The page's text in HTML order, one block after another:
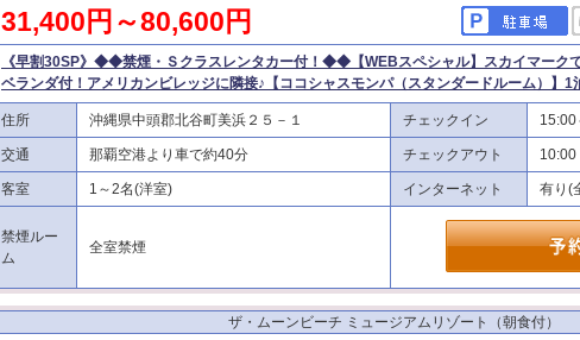
31,400円～80,600円
《早割30SP》◆◆禁煙・Ｓクラスレンタカー付！◆◆【WEBスペシャル】スカイマーク
ベランダ付！アメリカンビレッジに隣接♪【ココシャスモンパ（スタンダードルーム）】1
住所 沖縄県中頭郡北谷町美浜２５－１ チェックイン 15:00
交通 那覇空港より車で約40分 チェックアウト 10:00
客室 1～2名(洋室) インターネット 有り(
禁煙ルー
ム
全室禁煙
ザ・ムーンビーチ ミュージアムリゾート（朝食付）